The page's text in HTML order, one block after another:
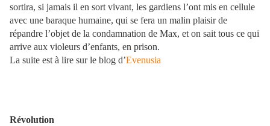
sortira, si jamais il en sort vivant, les gardiens l’ont mis en cellule
avec une baraque humaine, qui se fera un malin plaisir de
répandre l’objet de la condamnation de Max, et on sait tous ce qui
arrive aux violeurs d’enfants, en prison.
La suite est à lire sur le blog d’Evenusia
Révolution